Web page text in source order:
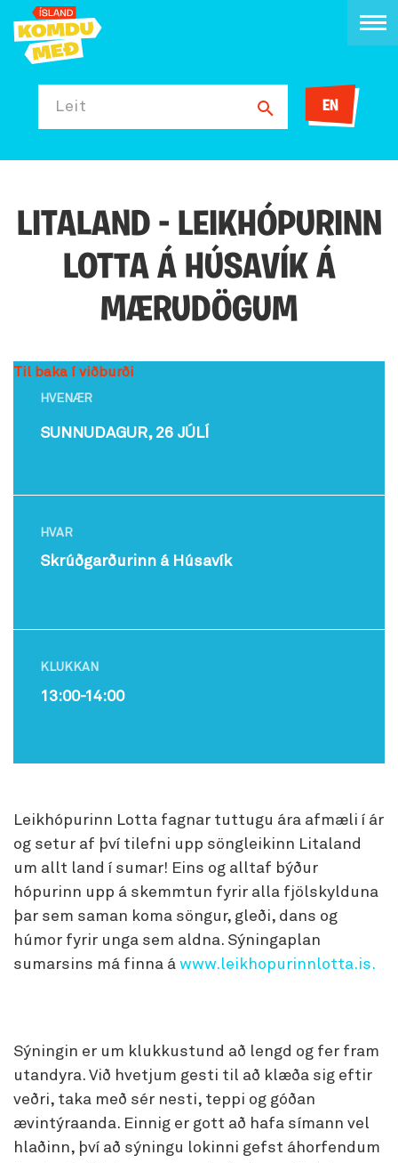
Leit EN
LITALAND - LEIKHÓPURINN
LOTTA Á HÚSAVÍK Á
MÆRUDÖGUM
Til baka í viðburði
HVENÆR
SUNNUDAGUR, 26 JÚLÍ
HVAR
Skrúðgarðurinn á Húsavík
KLUKKAN
13:00-14:00
Leikhópurinn Lotta fagnar tuttugu ára afmæli í ár
og setur af því tilefni upp söngleikinn Litaland
um allt land í sumar! Eins og alltaf býður
hópurinn upp á skemmtun fyrir alla fjölskylduna
þar sem saman koma söngur, gleði, dans og
húmor fyrir unga sem aldna. Sýningaplan
sumarsins má finna á www.leikhopurinnlotta.is.
Sýningin er um klukkustund að lengd og fer fram
utandyra. Við hvetjum gesti til að klæða sig eftir
veðri, taka með sér nesti, teppi og góðan
ævintýraanda. Einnig er gott að hafa símann vel
hlaðinn, því að sýningu lokinni gefst áhorfendum